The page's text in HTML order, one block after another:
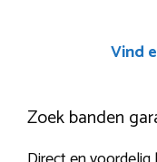
Vind
Zoek banden